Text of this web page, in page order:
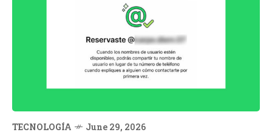
TECNOLOGÍA June 29, 2026